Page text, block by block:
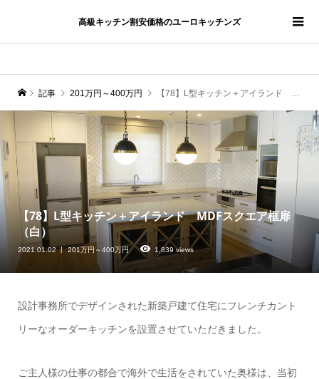
高級キッチン割安価格のユーロキッチンズ
記事 201万円～400万円 【78】L型キッチン＋アイランド MDFスクエア框扉（白）
【78】L型キッチン＋アイランド MDFスクエア框扉
（白）
2021.01.02 201万円～400万円 1,839 views
設計事務所でデザインされた新築戸建て住宅にフレンチカント
リーなオーダーキッチンを設置させていただきました。
ご主人様の仕事の都合で海外で生活をされていた奥様は、当初